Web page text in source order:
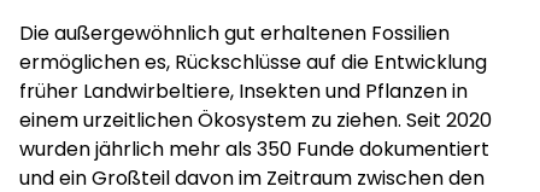
Die außergewöhnlich gut erhaltenen Fossilien
ermöglichen es, Rückschlüsse auf die Entwicklung
früher Landwirbeltiere, Insekten und Pflanzen in
einem urzeitlichen Ökosystem zu ziehen. Seit 2020
wurden jährlich mehr als 350 Funde dokumentiert
und ein Großteil davon im Zeitraum zwischen den